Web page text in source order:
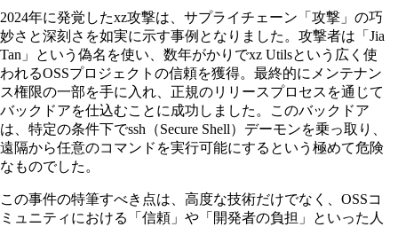
2024年に発覚したxz攻撃は、サプライチェーン「攻撃」の巧
妙さと深刻さを如実に示す事例となりました。攻撃者は「Jia
Tan」という偽名を使い、数年がかりでxz Utilsという広く使
われるOSSプロジェクトの信頼を獲得。最終的にメンテナン
ス権限の一部を手に入れ、正規のリリースプロセスを通じて
バックドアを仕込むことに成功しました。このバックドア
は、特定の条件下でssh（Secure Shell）デーモンを乗っ取り、
遠隔から任意のコマンドを実行可能にするという極めて危険
なものでした。
この事件の特筆すべき点は、高度な技術だけでなく、OSSコ
ミュニティにおける「信頼」や「開発者の負担」といった人